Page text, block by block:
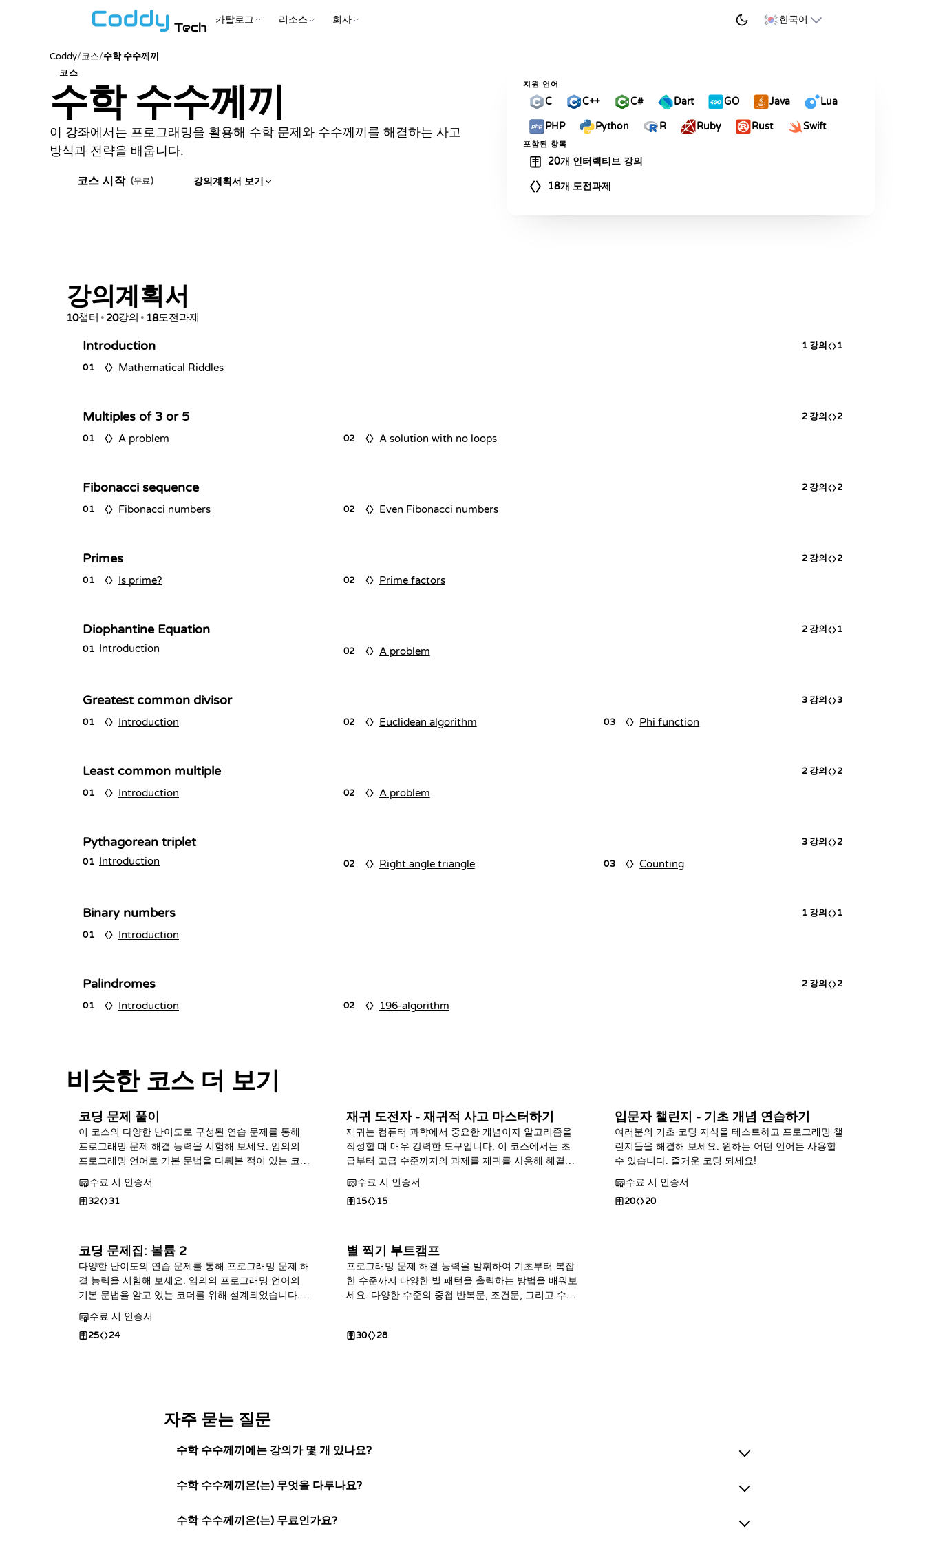
Tech 카탈로그 리소스 회사 한국어
Coddy/코스/수학 수수께끼
코스
수학 수수께끼
이 강좌에서는 프로그래밍을 활용해 수학 문제와 수수께끼를 해결하는 사고
방식과 전략을 배웁니다.
코스 시작 (무료) 강의계획서 보기
지원 언어
C C++ C# Dart GO Java Lua
PHP Python R Ruby Rust Swift
포함된 항목
20개 인터랙티브 강의
18개 도전과제
강의계획서
10챕터 • 20강의 • 18도전과제
Introduction 1 강의
1
01
Mathematical Riddles
Multiples of 3 or 5 2 강의
2
01
A problem 02 A solution with no loops
Fibonacci sequence 2 강의
2
01
Fibonacci numbers 02 Even Fibonacci numbers
Primes 2 강의
2
01
Is prime? 02 Prime factors
Diophantine Equation 2 강의
1
01 Introduction 02 A problem
Greatest common divisor 3 강의
3
01
Introduction 02 Euclidean algorithm 03 Phi function
Least common multiple 2 강의
2
01
Introduction 02 A problem
Pythagorean triplet 3 강의
2
01 Introduction 02 Right angle triangle 03 Counting
Binary numbers 1 강의
1
01
Introduction
Palindromes 2 강의
2
01
Introduction 02 196-algorithm
비슷한 코스 더 보기
코딩 문제 풀이
이 코스의 다양한 난이도로 구성된 연습 문제를 통해
프로그래밍 문제 해결 능력을 시험해 보세요. 임의의
프로그래밍 언어로 기본 문법을 다뤄본 적이 있는 코더
를 위해 제작되었습니다.
수료 시 인증서
32 31
재귀 도전자 - 재귀적 사고 마스터하기
재귀는 컴퓨터 과학에서 중요한 개념이자 알고리즘을
작성할 때 매우 강력한 도구입니다. 이 코스에서는 초
급부터 고급 수준까지의 과제를 재귀를 사용해 해결해
봅니다. 과정을 마칠 때쯤이면 이 주제를 완전히 정복
하게 될 것입니다.
수료 시 인증서
15 15
입문자 챌린지 - 기초 개념 연습하기
여러분의 기초 코딩 지식을 테스트하고 프로그래밍 챌
린지들을 해결해 보세요. 원하는 어떤 언어든 사용할
수 있습니다. 즐거운 코딩 되세요!
수료 시 인증서
20 20
코딩 문제집: 볼륨 2
다양한 난이도의 연습 문제를 통해 프로그래밍 문제 해
결 능력을 시험해 보세요. 임의의 프로그래밍 언어의
기본 문법을 알고 있는 코더를 위해 설계되었습니다.
이 코스는 코딩 문제집 1편의 연장선입니다.
수료 시 인증서
25 24
별 찍기 부트캠프
프로그래밍 문제 해결 능력을 발휘하여 기초부터 복잡
한 수준까지 다양한 별 패턴을 출력하는 방법을 배워보
세요. 다양한 수준의 중첩 반복문, 조건문, 그리고 수학
30 28
자주 묻는 질문
수학 수수께끼에는 강의가 몇 개 있나요?
수학 수수께끼은(는) 무엇을 다루나요?
수학 수수께끼은(는) 무료인가요?